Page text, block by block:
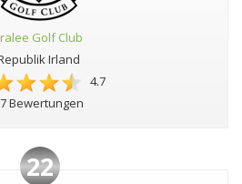
Golf Club
Irland
4.7
Bewertungen
22